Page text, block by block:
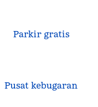
Parkir gratis
Pusat kebugaran